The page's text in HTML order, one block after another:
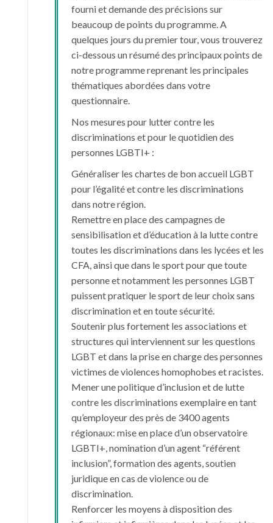
fourni et demande des précisions sur
beaucoup de points du programme. A
quelques jours du premier tour, vous trouverez
ci-dessous un résumé des principaux points de
notre programme reprenant les principales
thématiques abordées dans votre
questionnaire.
Nos mesures pour lutter contre les
discriminations et pour le quotidien des
personnes LGBTI+ :
Généraliser les chartes de bon accueil LGBT
pour l’égalité et contre les discriminations
dans notre région.
Remettre en place des campagnes de
sensibilisation et d’éducation à la lutte contre
toutes les discriminations dans les lycées et les
CFA, ainsi que dans le sport pour que toute
personne et notamment les personnes LGBT
puissent pratiquer le sport de leur choix sans
discrimination et en toute sécurité.
Soutenir plus fortement les associations et
structures qui interviennent sur les questions
LGBT et dans la prise en charge des personnes
victimes de violences homophobes et racistes.
Mener une politique d’inclusion et de lutte
contre les discriminations exemplaire en tant
qu’employeur des près de 3400 agents
régionaux: mise en place d’un observatoire
LGBTI+, nomination d’un agent “référent
inclusion”, formation des agents, soutien
juridique en cas de violence ou de
discrimination.
Renforcer les moyens à disposition des